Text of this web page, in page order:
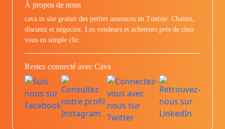
À propos de nous
cava.tn site gratuit des petites annonces en Tunisie: Chattez,
discutez et négociez. Les vendeurs et acheteurs prés de chez
vous en simple clic.
Restez connecté avec Cava